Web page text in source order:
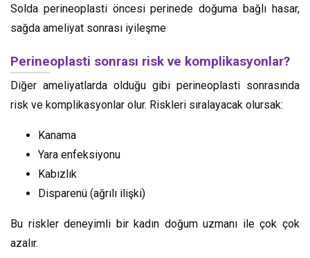
Solda perineoplasti öncesi perinede doğuma bağlı hasar,
sağda ameliyat sonrası iyileşme
Perineoplasti sonrası risk ve komplikasyonlar?
Diğer ameliyatlarda olduğu gibi perineoplasti sonrasında
risk ve komplikasyonlar olur. Riskleri sıralayacak olursak:
Kanama
Yara enfeksiyonu
Kabızlık
Disparenü (ağrılı ilişki)
Bu riskler deneyimli bir kadın doğum uzmanı ile çok çok
azalır.